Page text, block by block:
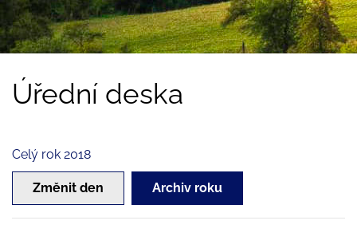
Úřední deska
Celý rok 2018
Změnit den Archiv roku